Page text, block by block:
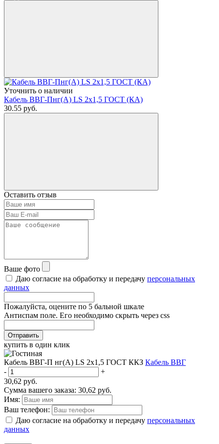
Уточнить о наличии
Кабель ВВГ-Пнг(А) LS 2х1,5 ГОСТ (КА)
30.55 руб.
Оставить отзыв
Ваше фото
Даю согласие на обработку и передачу персональных
данных
Пожалуйста, оцените по 5 бальной шкале
Антиспам поле. Его необходимо скрыть через css
Отправить
купить в один клик
Кабель ВВГ-П нг(А) LS 2х1,5 ГОСТ ККЗ Кабель ВВГ
-
+
30,62 руб.
Сумма вашего заказа: 30,62 руб.
Имя:
Ваш телефон:
Даю согласие на обработку и передачу персональных
данных